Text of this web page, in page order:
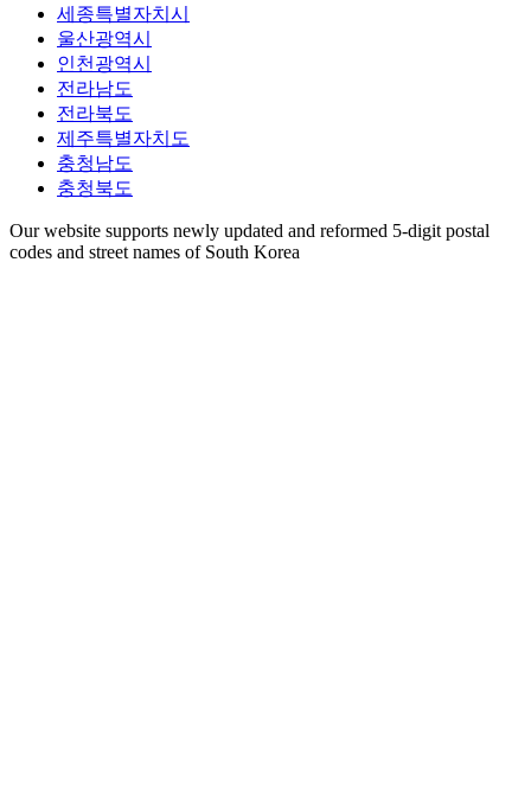
세종특별자치시
울산광역시
인천광역시
전라남도
전라북도
제주특별자치도
충청남도
충청북도
Our website supports newly updated and reformed 5-digit postal
codes and street names of South Korea